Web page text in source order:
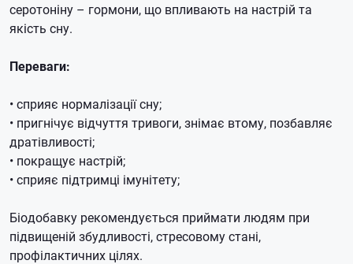
серотоніну – гормони, що впливають на настрій та
якість сну.
Переваги:
• сприяє нормалізації сну;
• пригнічує відчуття тривоги, знімає втому, позбавляє
дратівливості;
• покращує настрій;
• сприяє підтримці імунітету;
Біодобавку рекомендується приймати людям при
підвищеній збудливості, стресовому стані,
профілактичних цілях.